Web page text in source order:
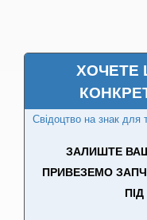
6 Series F06
M6 F12/F13/F06
7 Series E38
7 Series F01/F02
ХОЧЕТЕ
Свідоцтво на знак для
ЗАЛИШТЕ
ПРИВЕЗЕМО